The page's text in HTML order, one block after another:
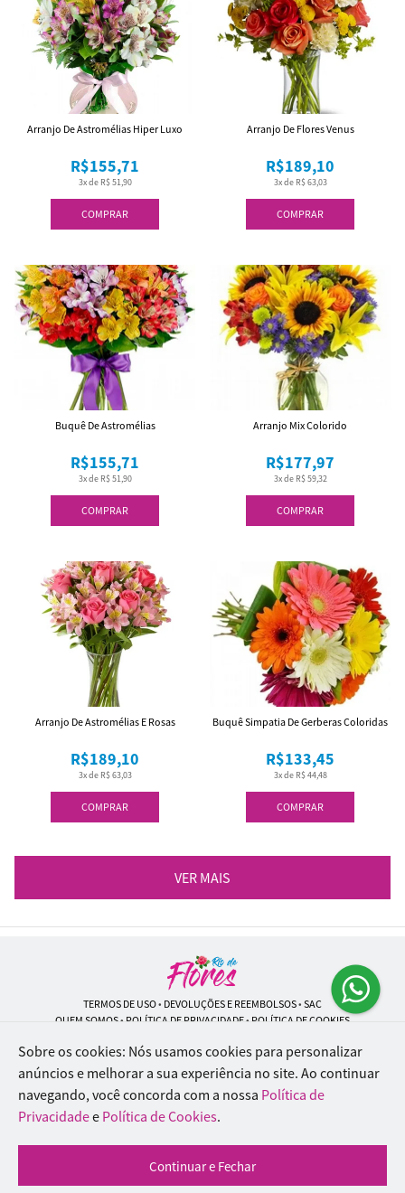
COMPRAR
3x de R$ 51,90
R$155,71
Arranjo De Astromélias Hiper Luxo
COMPRAR
3x de R$ 63,03
R$189,10
Arranjo De Flores Venus
COMPRAR
3x de R$ 51,90
R$155,71
Buquê De Astromélias
COMPRAR
3x de R$ 59,32
R$177,97
Arranjo Mix Colorido
COMPRAR
3x de R$ 63,03
R$189,10
Arranjo De Astromélias E Rosas
COMPRAR
3x de R$ 44,48
R$133,45
Buquê Simpatia De Gerberas Coloridas
VER MAIS
TERMOS DE USO• DEVOLUÇÕES E REEMBOLSOS• SAC
QUEM SOMOS• POLÍTICA DE PRIVACIDADE• POLÍTICA DE COOKIES
Rio de Flores | CNPJ: 18.184.423/0001-74
Rua Lopes Trovão, 42 - Rio de Janeiro - RJ - 20.920-340
WhatsApp: (21) 96451-9290| Telefone: (21) 9 6715-9790
© 2024-2026 - Todos os direitos reservados - Desenvolvido por
Inteligentes
Sobre os cookies: Nós usamos cookies para personalizar
anúncios e melhorar a sua experiência no site. Ao continuar
navegando, você concorda com a nossa Política de
Privacidadee Política de Cookies.
Continuar e Fechar